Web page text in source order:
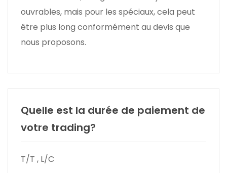
ouvrables, mais pour les spéciaux, cela peut
être plus long conformément au devis que
nous proposons.
Quelle est la durée de paiement de
votre trading?
T/T , L/C